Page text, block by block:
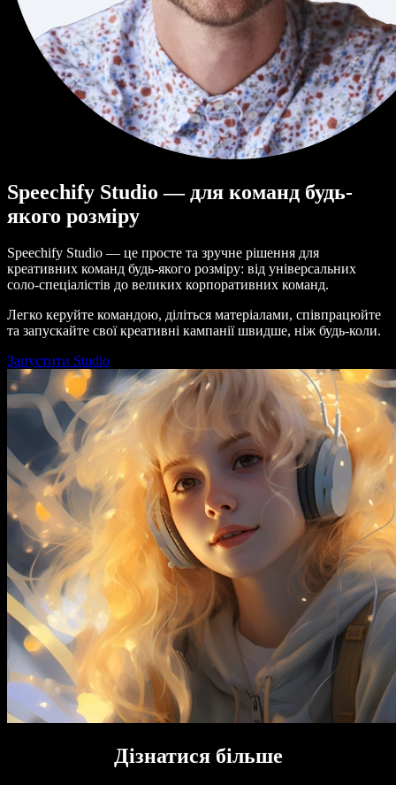
Speechify Studio — для команд будь-
якого розміру
Speechify Studio — це просте та зручне рішення для
креативних команд будь-якого розміру: від універсальних
соло-спеціалістів до великих корпоративних команд.
Легко керуйте командою, діліться матеріалами, співпрацюйте
та запускайте свої креативні кампанії швидше, ніж будь-коли.
Запустити Studio
Дізнатися більше